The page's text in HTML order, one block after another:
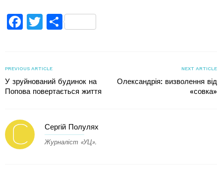
Facebook
TwitterПоділитися
PREVIOUS ARTICLE
У зруйнований будинок на
Попова повертається життя
NEXT ARTICLE
Олександрія: визволення від
«совка»
Сергій Полулях
Журналіст «УЦ».